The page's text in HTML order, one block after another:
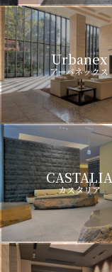
Urbanex
アーバネックス
CASTALIA
カスタリア